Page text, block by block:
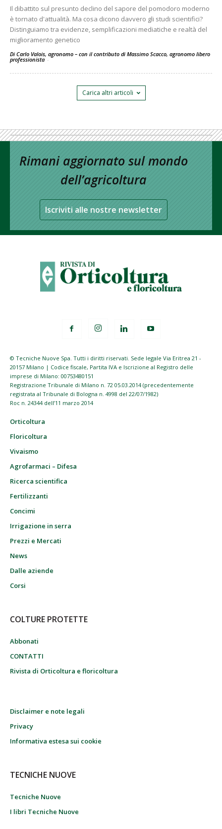
Il dibattito sul presunto declino del sapore del pomodoro moderno
è tornato d'attualità. Ma cosa dicono davvero gli studi scientifici?
Distinguiamo tra evidenze, semplificazioni mediatiche e realtà del
miglioramento genetico
Di Carlo Valois, agronomo – con il contributo di Massimo Scacco, agronomo libero
professionista -
Carica altri articoli
Rimani aggiornato sul mondo
dell’agricoltura
Iscriviti alle nostre newsletter
© Tecniche Nuove Spa. Tutti i diritti riservati. Sede legale Via Eritrea 21 -
20157 Milano | Codice fiscale, Partita IVA e Iscrizione al Registro delle
imprese di Milano: 00753480151
Registrazione Tribunale di Milano n. 72 05.03.2014 (precedentemente
registrata al Tribunale di Bologna n. 4998 del 22/07/1982)
Roc n. 24344 dell’11 marzo 2014
Orticoltura
Floricoltura
Vivaismo
Agrofarmaci – Difesa
Ricerca scientifica
Fertilizzanti
Concimi
Irrigazione in serra
Prezzi e Mercati
News
Dalle aziende
Corsi
COLTURE PROTETTE
Abbonati
CONTATTI
Rivista di Orticoltura e floricoltura
Disclaimer e note legali
Privacy
Informativa estesa sui cookie
TECNICHE NUOVE
Tecniche Nuove
I libri Tecniche Nuove